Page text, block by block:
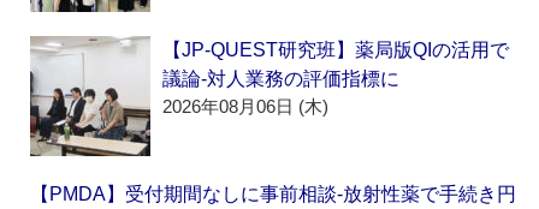
【JP-QUEST研究班】薬局版QIの活用で
議論‐対人業務の評価指標に
2026年08月06日 (木)
【PMDA】受付期間なしに事前相談‐放射性薬で手続き円